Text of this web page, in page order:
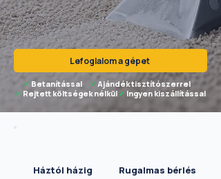
Lefoglalom a gépet
✓ Betanítással ✓ Ajándék tisztítószerrel
✓ Rejtett költségek nélkül ✓ Ingyen kiszállítással
Háztól házig
Rugalmas bérlés